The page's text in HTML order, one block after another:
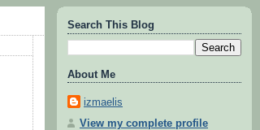
Search This Blog
About Me
izmaelis
View my complete profile